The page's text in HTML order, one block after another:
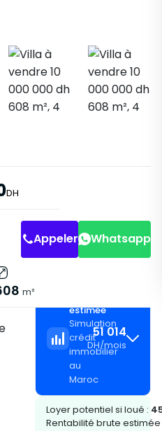
DH
m²
Appeler Whatsapp
estimée
Simulation
crédit
immobilier
au
Maroc
51 014
DH/mois
Loyer potentiel si loué :
Rentabilité brute